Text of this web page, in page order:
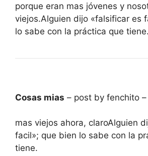
porque eran mas jóvenes y
viejos.Alguien dijo «falsificar es
lo sabe con la práctica que tiene.
Cosas mias – post by fenchito –
mas viejos ahora, claroAlguien
facil»; que bien lo sabe con la
tiene.